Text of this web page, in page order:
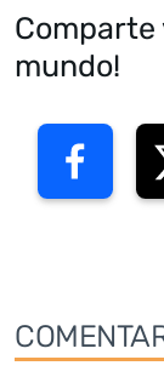
Comparte
mundo!